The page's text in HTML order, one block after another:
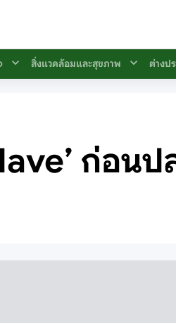
สิ่งแวดล้อมและสุขภาพ ต่างป
ก่อน